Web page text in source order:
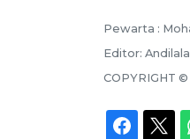
Pewarta :
Editor: Andilala
COPYRIGHT ©